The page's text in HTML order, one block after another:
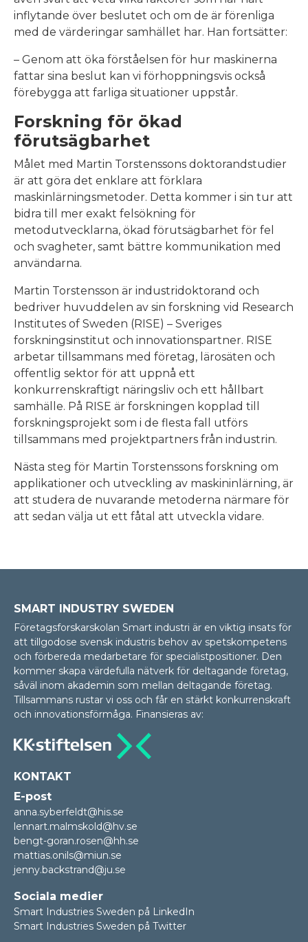
inflytande över beslutet och om de är förenliga
med de värderingar samhället har. Han fortsätter:
– Genom att öka förståelsen för hur maskinerna
fattar sina beslut kan vi förhoppningsvis också
förebygga att farliga situationer uppstår.
Forskning för ökad
förutsägbarhet
Målet med Martin Torstenssons doktorandstudier
är att göra det enklare att förklara
maskinlärningsmetoder. Detta kommer i sin tur att
bidra till mer exakt felsökning för
metodutvecklarna, ökad förutsägbarhet för fel
och svagheter, samt bättre kommunikation med
användarna.
Martin Torstensson är industridoktorand och
bedriver huvuddelen av sin forskning vid Research
Institutes of Sweden (RISE) – Sveriges
forskningsinstitut och innovationspartner. RISE
arbetar tillsammans med företag, lärosäten och
offentlig sektor för att uppnå ett
konkurrenskraftigt näringsliv och ett hållbart
samhälle. På RISE är forskningen kopplad till
forskningsprojekt som i de flesta fall utförs
tillsammans med projektpartners från industrin.
Nästa steg för Martin Torstenssons forskning om
applikationer och utveckling av maskininlärning, är
att studera de nuvarande metoderna närmare för
att sedan välja ut ett fåtal att utveckla vidare.
SMART INDUSTRY SWEDEN
Företagsforskarskolan Smart industri är en viktig insats för
att tillgodose svensk industris behov av spetskompetens
och förbereda medarbetare för specialistpositioner. Den
kommer skapa värdefulla nätverk för deltagande företag,
såväl inom akademin som mellan delta­gan­de företag.
Tillsammans rustar vi oss och får en stärkt konkurrenskraft
och innovationsförmåga. Finansieras av:
KONTAKT
E-post
anna.syberfeldt@his.se
lennart.malmskold@hv.se
bengt-goran.rosen@hh.se
mattias.onils@miun.se
jenny.backstrand@ju.se
Sociala medier
Smart Industries Sweden på LinkedIn
Smart Industries Sweden på Twitter